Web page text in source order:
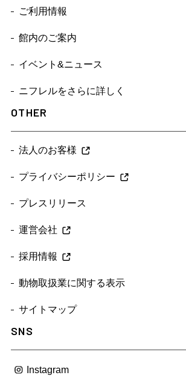
ご利用情報
館内のご案内
イベント&ニュース
ニフレルをさらに詳しく
OTHER
法人のお客様
プライバシーポリシー
プレスリリース
運営会社
採用情報
動物取扱業に関する表示
サイトマップ
SNS
Instagram